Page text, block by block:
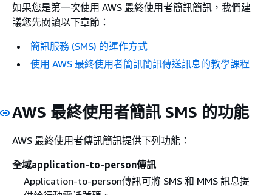
如果您是第一次使用 AWS 最終使用者簡訊簡訊，我們建
議您先閱讀以下章節：
簡訊服務 (SMS) 的運作方式
使用 AWS 最終使用者簡訊簡訊傳送訊息的教學課程
AWS 最終使用者簡訊 SMS 的功能
AWS 最終使用者傳訊簡訊提供下列功能：
全域application-to-person傳訊
Application-to-person傳訊可將 SMS 和 MMS 訊息提